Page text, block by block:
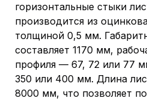
горизонтальные стыки
производится из
толщиной 0,5 мм.
составляет 1170 мм,
профиля — 67, 72 или 77
350 или 400 мм. Длина
8000 мм, что позволяет